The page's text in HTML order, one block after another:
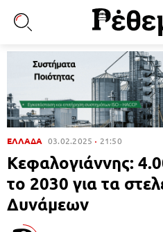
ΕΛΛΑΔΑ 03.02.2025 21:50
Κεφαλογιάννης:
το 2030 για τα
Δυνάμεων